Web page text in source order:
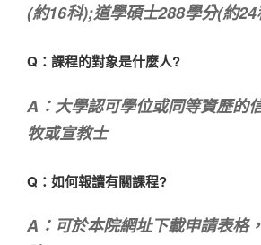
(約16科);道學碩士288學分(約24
Q：課程的對象是什麼人?
A：大學認可學位或同等資歷的
牧或宣教士
Q：如何報讀有關課程?
A：可於本院網址下載申請表格